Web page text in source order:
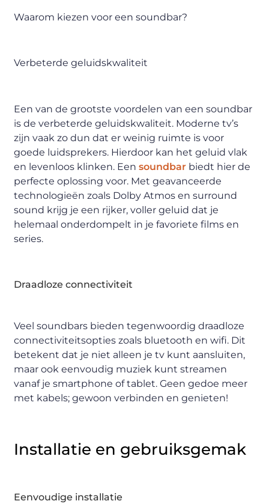
Waarom kiezen voor een soundbar?
Verbeterde geluidskwaliteit
Een van de grootste voordelen van een soundbar
is de verbeterde geluidskwaliteit. Moderne tv’s
zijn vaak zo dun dat er weinig ruimte is voor
goede luidsprekers. Hierdoor kan het geluid vlak
en levenloos klinken. Eensoundbar biedt hier de
perfecte oplossing voor. Met geavanceerde
technologieën zoals Dolby Atmos en surround
sound krijg je een rijker, voller geluid dat je
helemaal onderdompelt in je favoriete films en
series.
Draadloze connectiviteit
Veel soundbars bieden tegenwoordig draadloze
connectiviteitsopties zoals bluetooth en wifi. Dit
betekent dat je niet alleen je tv kunt aansluiten,
maar ook eenvoudig muziek kunt streamen
vanaf je smartphone of tablet. Geen gedoe meer
met kabels; gewoon verbinden en genieten!
Installatie en gebruiksgemak
Eenvoudige installatie